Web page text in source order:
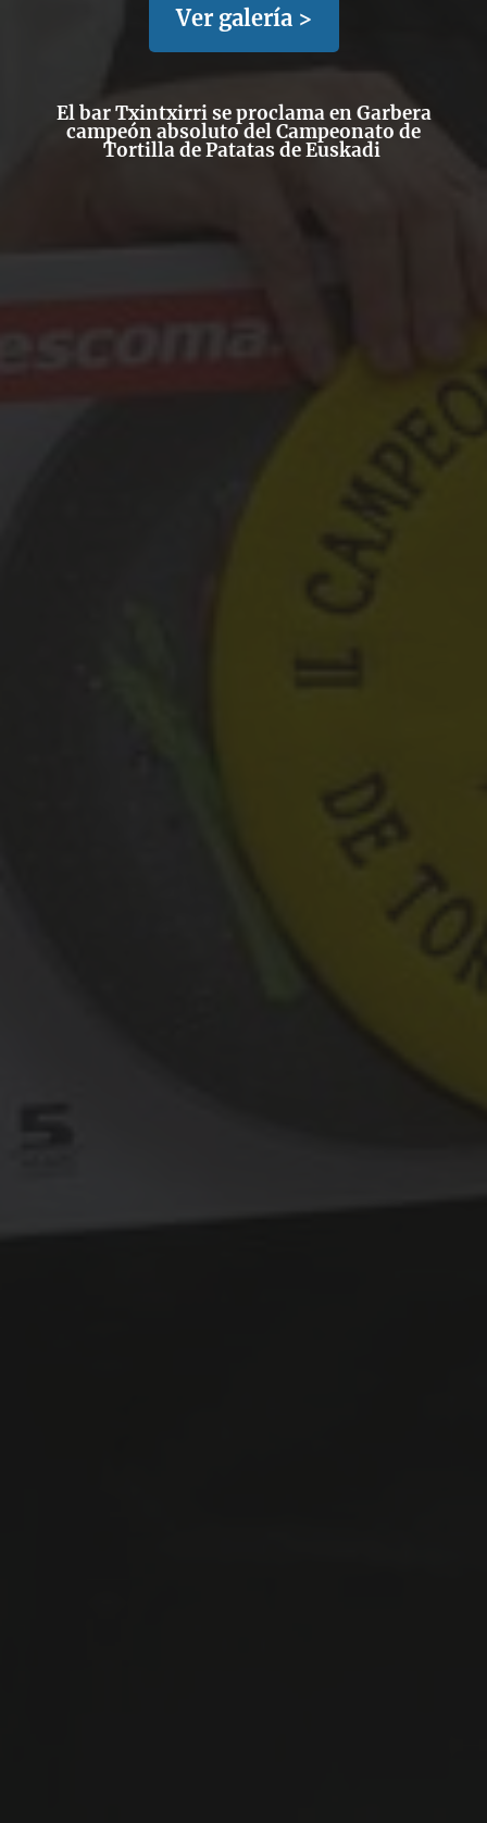
Ver galería >
El bar Txintxirri se proclama en Garbera
campeón absoluto del Campeonato de
Tortilla de Patatas de Euskadi